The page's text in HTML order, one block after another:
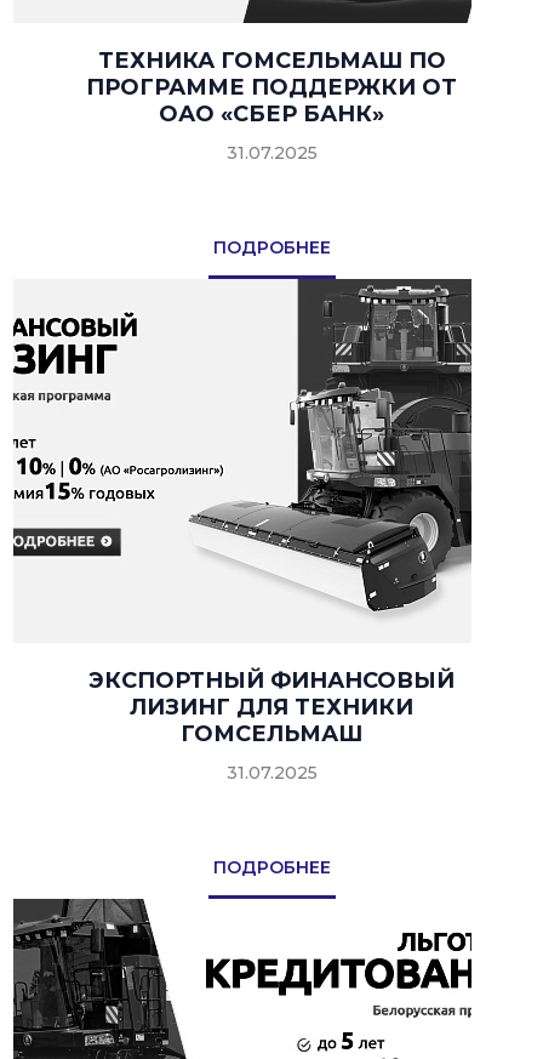
ТЕХНИКА ГОМСЕЛЬМАШ ПО
ПРОГРАММЕ ПОДДЕРЖКИ ОТ
ОАО «СБЕР БАНК»
31.07.2025
ПОДРОБНЕЕ
ЭКСПОРТНЫЙ ФИНАНСОВЫЙ
ЛИЗИНГ ДЛЯ ТЕХНИКИ
ГОМСЕЛЬМАШ
31.07.2025
ПОДРОБНЕЕ